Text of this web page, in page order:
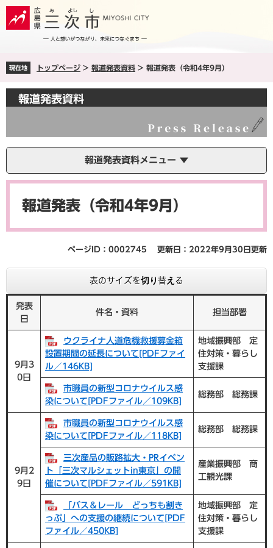
ペ
ジ
。
メ
ュ
て
へ
現在地 トップページ > 報道発表資料 > 報道発表（令和4年9月）
報道発表資料
報道発表資料メニュー
本
報道発表（令和4年9月）
ページID：0002745 更新日：2022年9月30日更新
表のサイズを切り替える
発表
日
件名・資料 担当部署
9月3
0日
ウクライナ人道危機救援募金箱
設置期間の延長について[PDFファイ
ル／146KB]
地域振興部 定
住対策・暮らし
支援課
市職員の新型コロナウイルス感
染について[PDFファイル／109KB]
総務部 総務課
9月2
9日
市職員の新型コロナウイルス感
染について[PDFファイル／118KB]
総務部 総務課
三次産品の販路拡大・PRイベン
ト「三次マルシェットin東京」の開
催について[PDFファイル／591KB]
産業振興部 商
工観光課
「バス＆レール どっちも割き
っぷ」への支援の継続について[PDF
ファイル／450KB]
地域振興部 定
住対策・暮らし
支援課